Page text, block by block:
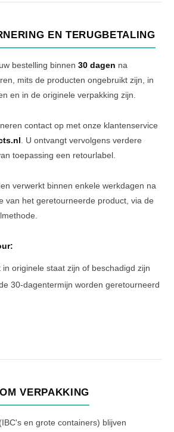
EN TERUGBETALING
bestelling binnen 30 dagen na
mits de producten ongebruikt zijn, in
en in de originele verpakking zijn.
contact op met onze klantenservice
. U ontvangt vervolgens verdere
toepassing een retourlabel.
verwerkt binnen enkele werkdagen na
van het geretourneerde product, via de
in originele staat zijn of beschadigd zijn
30-dagentermijn worden geretourneerd
VERPAKKING
en grote containers) blijven